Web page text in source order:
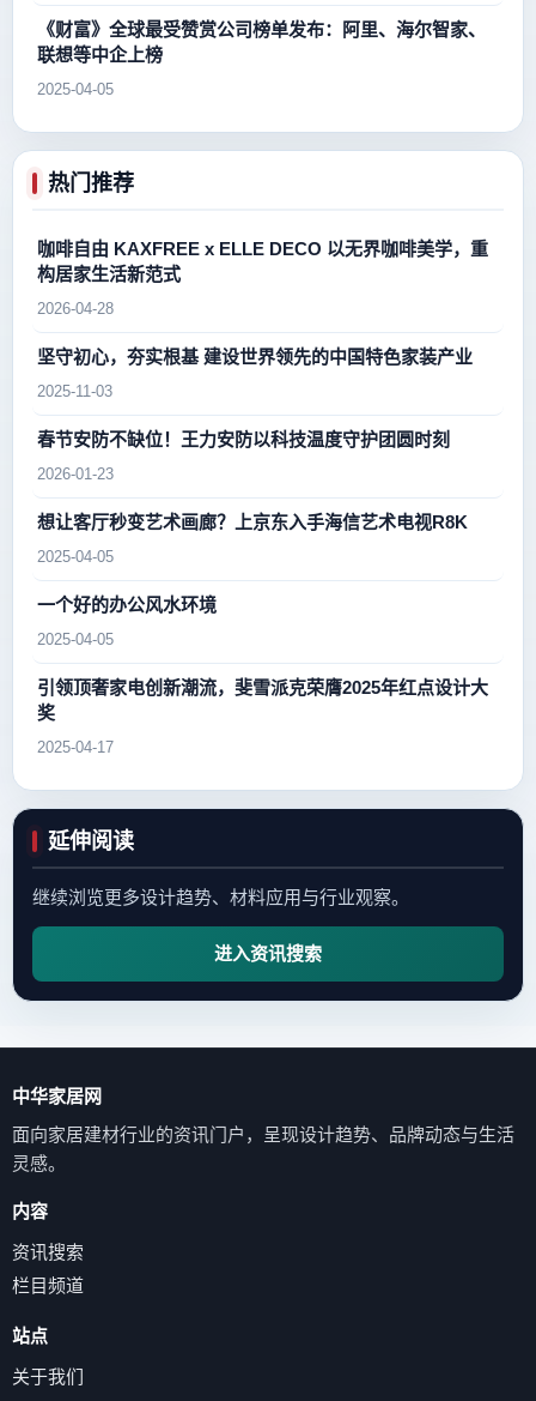
《财富》全球最受赞赏公司榜单发布：阿里、海尔智家、
联想等中企上榜
2025-04-05
热门推荐
咖啡自由 KAXFREE x ELLE DECO 以无界咖啡美学，重
构居家生活新范式
2026-04-28
坚守初心，夯实根基 建设世界领先的中国特色家装产业
2025-11-03
春节安防不缺位！王力安防以科技温度守护团圆时刻
2026-01-23
想让客厅秒变艺术画廊？上京东入手海信艺术电视R8K
2025-04-05
一个好的办公风水环境
2025-04-05
引领顶奢家电创新潮流，斐雪派克荣膺2025年红点设计大
奖
2025-04-17
延伸阅读
继续浏览更多设计趋势、材料应用与行业观察。
进入资讯搜索
中华家居网
面向家居建材行业的资讯门户，呈现设计趋势、品牌动态与生活
灵感。
内容
资讯搜索
栏目频道
站点
关于我们